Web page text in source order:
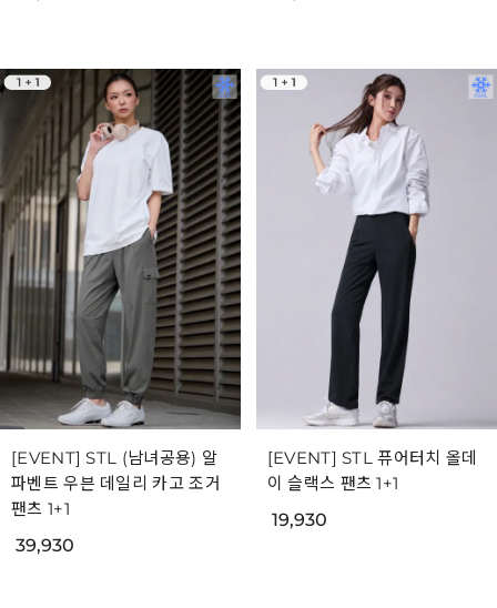
[EVENT] STL (남녀공용) 알
파벤트 우븐 데일리 카고 조거
팬츠 1+1
39,930
[EVENT] STL 퓨어터치 올데
이 슬랙스 팬츠 1+1
19,930